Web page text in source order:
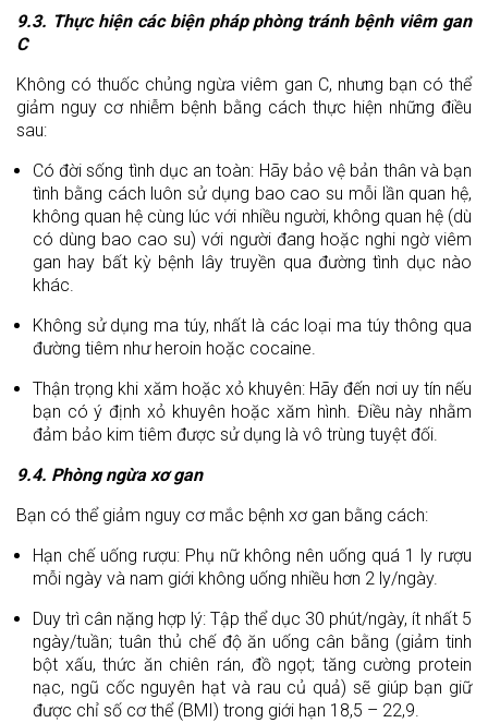
9.3. Thực hiện các biện pháp phòng tránh bệnh viêm gan
C
Không có thuốc chủng ngừa viêm gan C, nhưng bạn có thể
giảm nguy cơ nhiễm bệnh bằng cách thực hiện những điều
sau:
Có đời sống tình dục an toàn: Hãy bảo vệ bản thân và bạn
tình bằng cách luôn sử dụng bao cao su mỗi lần quan hệ,
không quan hệ cùng lúc với nhiều người, không quan hệ (dù
có dùng bao cao su) với người đang hoặc nghi ngờ viêm
gan hay bất kỳ bệnh lây truyền qua đường tình dục nào
khác.
Không sử dụng ma túy, nhất là các loại ma túy thông qua
đường tiêm như heroin hoặc cocaine.
Thận trọng khi xăm hoặc xỏ khuyên: Hãy đến nơi uy tín nếu
bạn có ý định xỏ khuyên hoặc xăm hình. Điều này nhằm
đảm bảo kim tiêm được sử dụng là vô trùng tuyệt đối.
9.4. Phòng ngừa xơ gan
Bạn có thể giảm nguy cơ mắc bệnh xơ gan bằng cách:
Hạn chế uống rượu: Phụ nữ không nên uống quá 1 ly rượu
mỗi ngày và nam giới không uống nhiều hơn 2 ly/ngày.
Duy trì cân nặng hợp lý: Tập thể dục 30 phút/ngày, ít nhất 5
ngày/tuần; tuân thủ chế độ ăn uống cân bằng (giảm tinh
bột xấu, thức ăn chiên rán, đồ ngọt; tăng cường protein
nạc, ngũ cốc nguyên hạt và rau củ quả) sẽ giúp bạn giữ
được chỉ số cơ thể (BMI) trong giới hạn 18,5 – 22,9.